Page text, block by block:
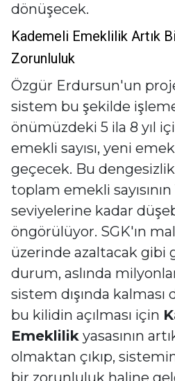
dönüşecek.
Kademeli Emeklilik Artık
Zorunluluk
Özgür Erdursun'un
sistem bu şekilde
önümüzdeki 5 ila 8 yıl
emekli sayısı, yeni
geçecek. Bu
toplam emekli
seviyelerine kadar
öngörülüyor. SGK'ın
üzerinde azaltacak gibi
durum, aslında
sistem dışında
bu kilidin açılması için
Emeklilik yasasının
olmaktan çıkıp,
bir zorunluluk haline